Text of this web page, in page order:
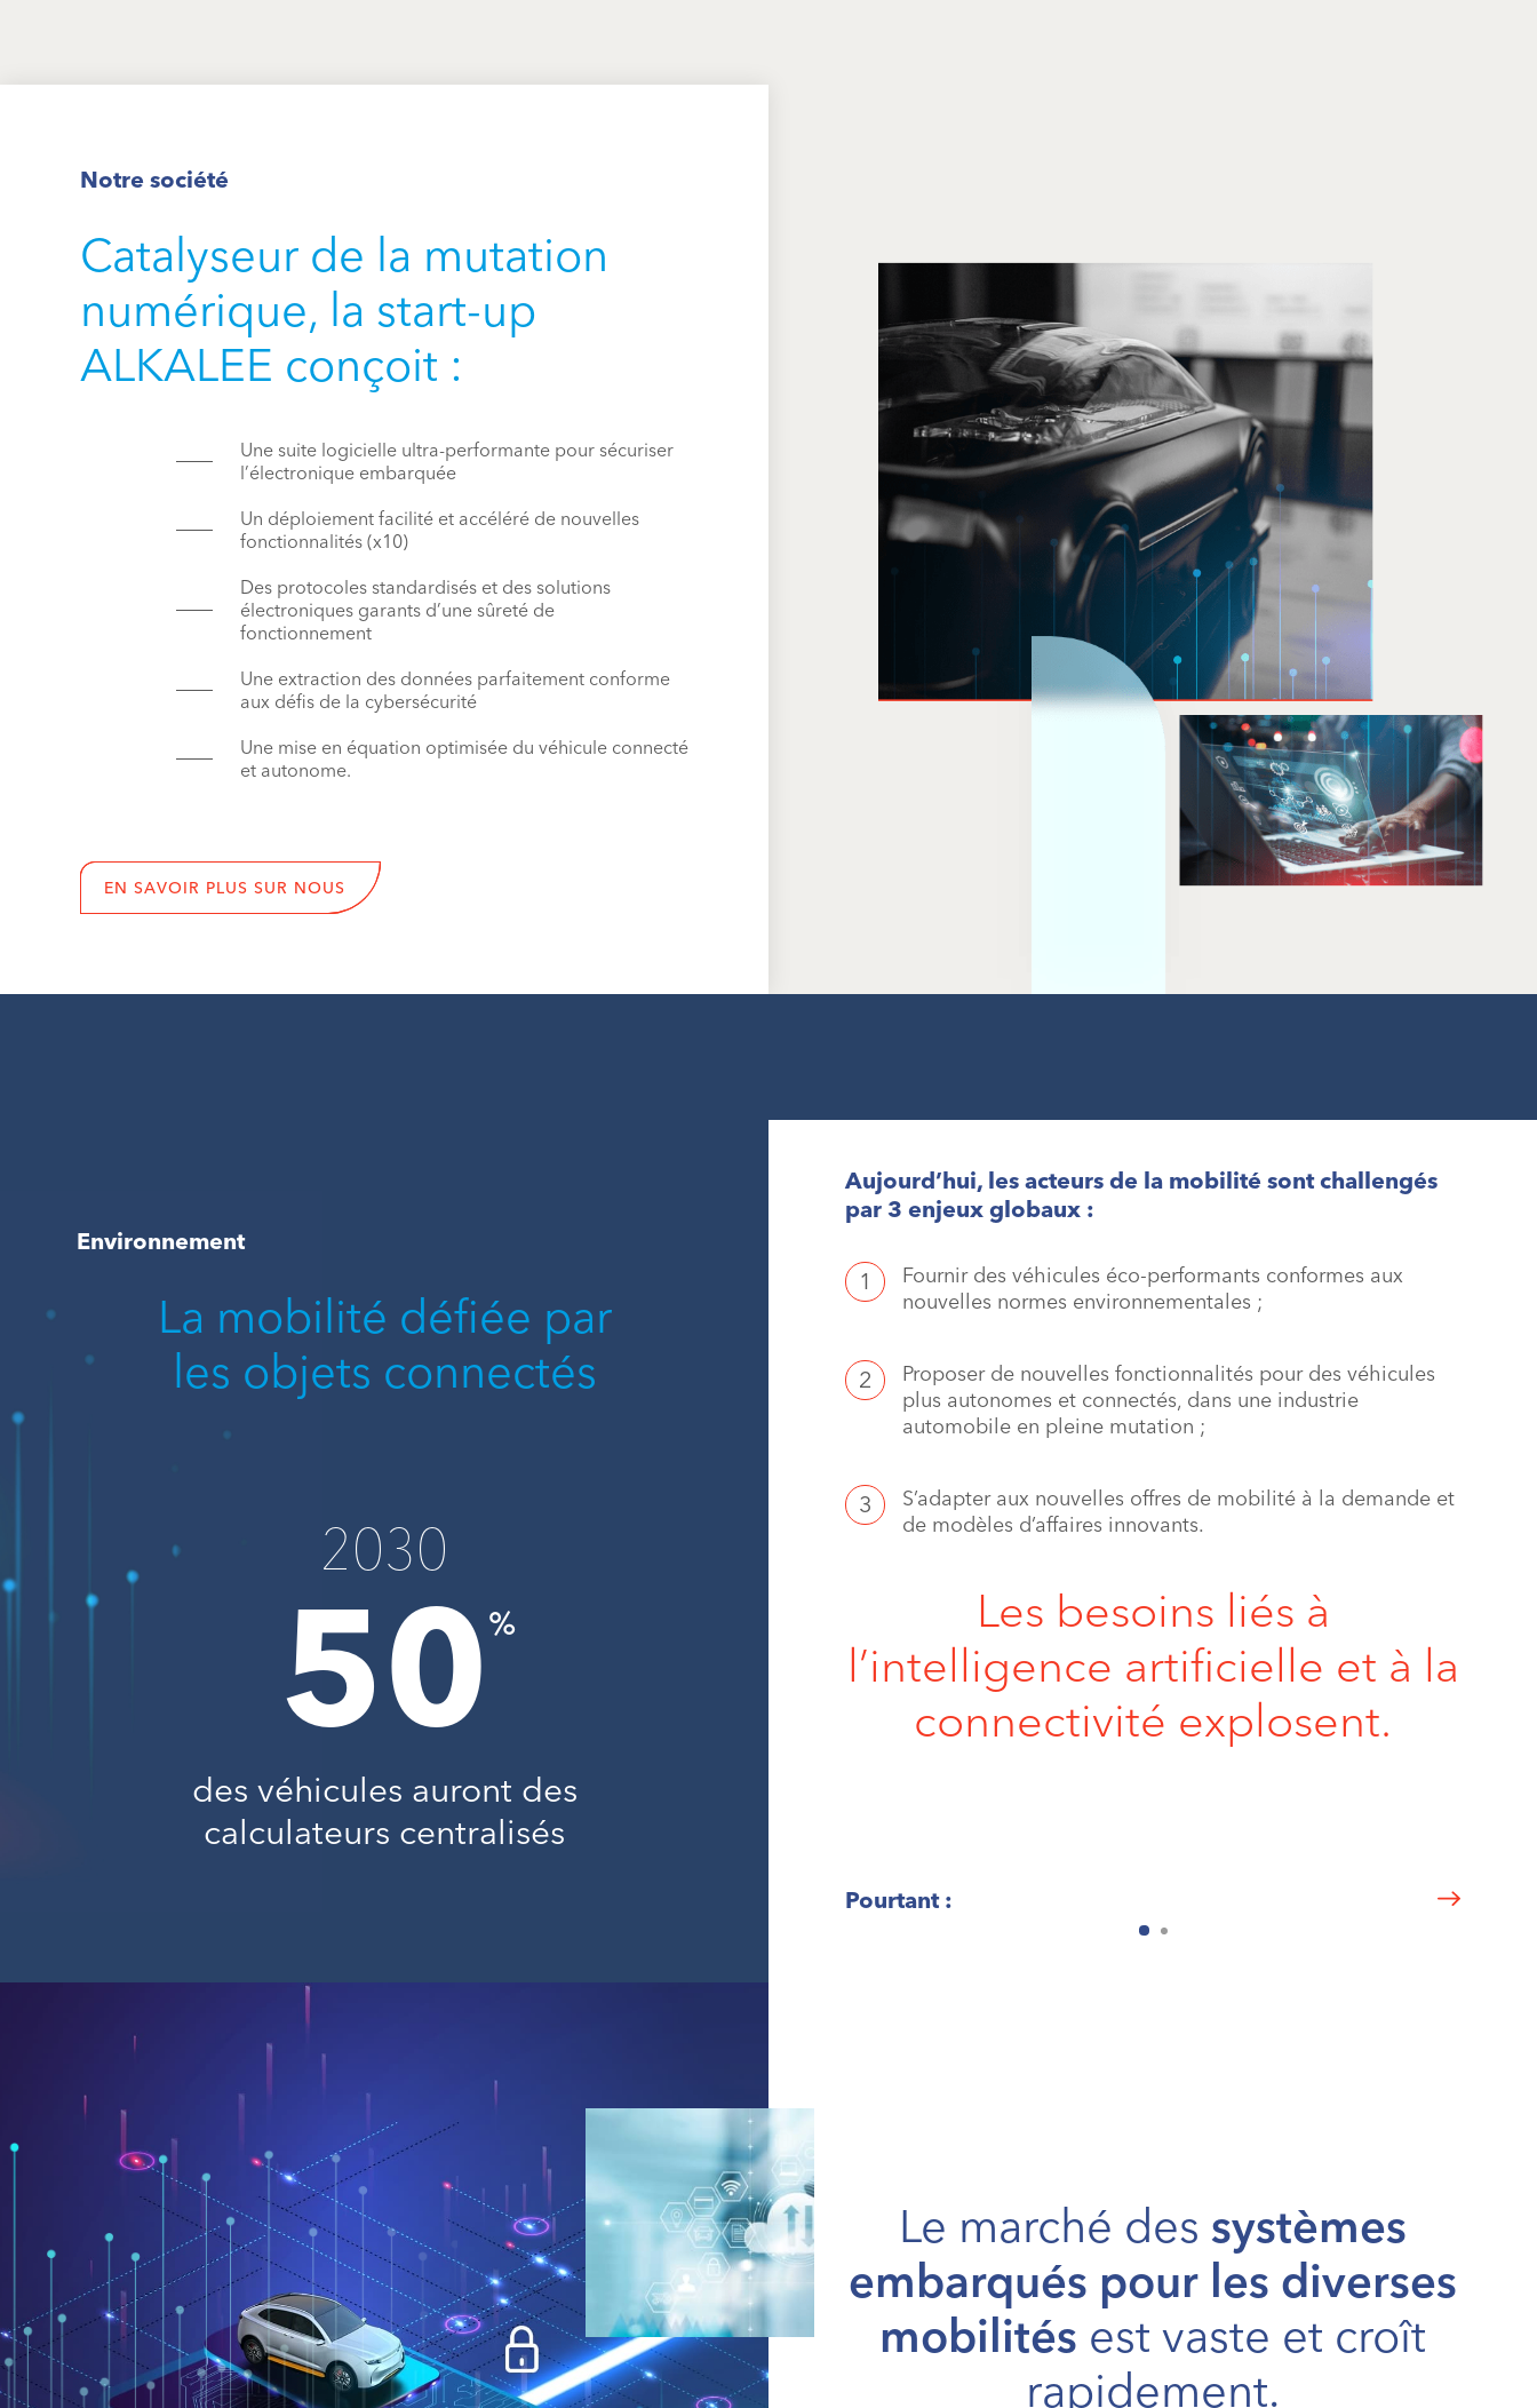
Notre société
Catalyseur de la mutation
numérique, la start-up
ALKALEE conçoit :
Une suite logicielle ultra-performante pour sécuriser
l’électronique embarquée
Un déploiement facilité et accéléré de nouvelles
fonctionnalités (x10)
Des protocoles standardisés et des solutions
électroniques garants d’une sûreté de
fonctionnement
Une extraction des données parfaitement conforme
aux défis de la cybersécurité
Une mise en équation optimisée du véhicule connecté
et autonome.
EN SAVOIR PLUS SUR NOUS
Environnement
La mobilité défiée par
les objets connectés
2030
50 %
des véhicules auront des
calculateurs centralisés
Aujourd’hui, les acteurs de la mobilité sont challengés
par 3 enjeux globaux :
Fournir des véhicules éco-performants conformes aux
nouvelles normes environnementales ;
Proposer de nouvelles fonctionnalités pour des véhicules
plus autonomes et connectés, dans une industrie
automobile en pleine mutation ;
S’adapter aux nouvelles offres de mobilité à la demande et
de modèles d’affaires innovants.
Les besoins liés à
l’intelligence artificielle et à la
connectivité explosent.
Pourtant :
Le marché des systèmes
embarqués pour les diverses
mobilités est vaste et croît
rapidement.